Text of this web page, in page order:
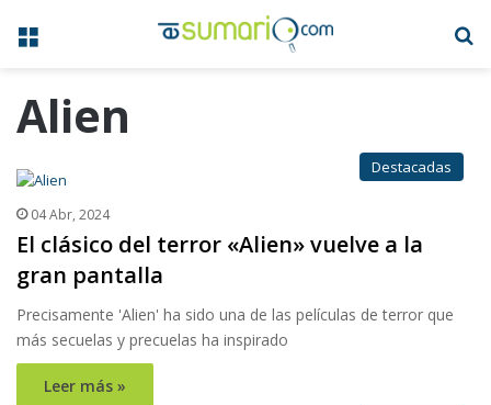
Menú
Alien
Destacadas
04 Abr, 2024
El clásico del terror «Alien» vuelve a la
gran pantalla
Precisamente 'Alien' ha sido una de las películas de terror que
más secuelas y precuelas ha inspirado
Leer más »